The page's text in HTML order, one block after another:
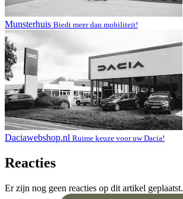
Munsterhuis Biedt meer dan mobiliteit!
Daciawebshop.nl Ruime keuze voor uw Dacia!
Reacties
Er zijn nog geen reacties op dit artikel geplaatst.